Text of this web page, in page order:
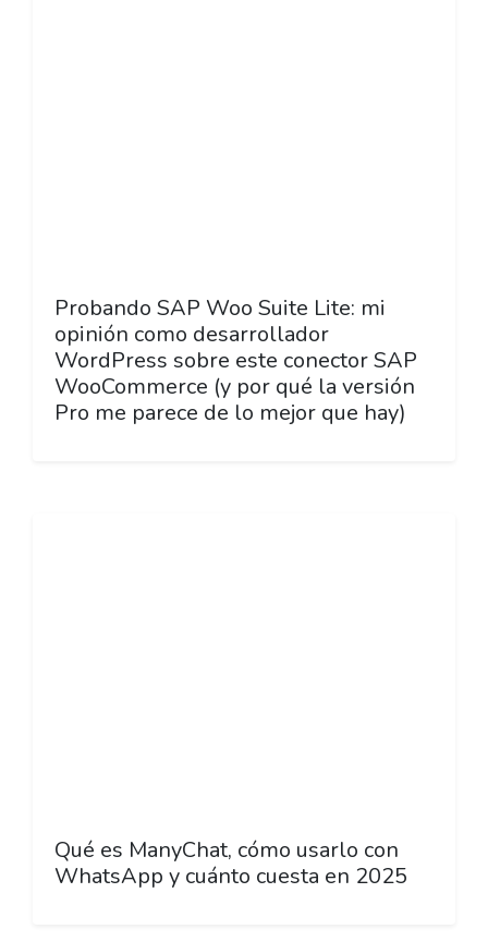
Probando SAP Woo Suite Lite: mi
opinión como desarrollador
WordPress sobre este conector SAP
WooCommerce (y por qué la versión
Pro me parece de lo mejor que hay)
Qué es ManyChat, cómo usarlo con
WhatsApp y cuánto cuesta en 2025